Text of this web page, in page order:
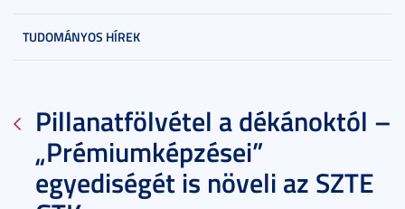
TUDOMÁNYOS HÍREK
Pillanatfölvétel a dékánoktól –
„Prémiumképzései”
egyediségét is növeli az SZTE